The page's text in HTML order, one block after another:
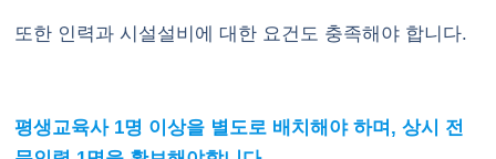
또한 인력과 시설설비에 대한 요건도 충족해야 합니다.
평생교육사 1명 이상을 별도로 배치해야 하며, 상시 전